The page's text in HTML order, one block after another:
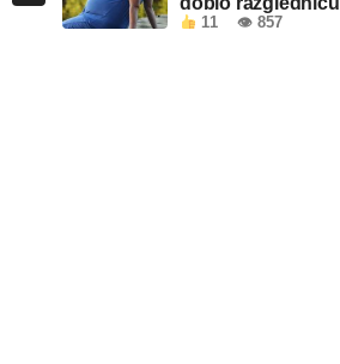
kada je pročitao
11 👁 857